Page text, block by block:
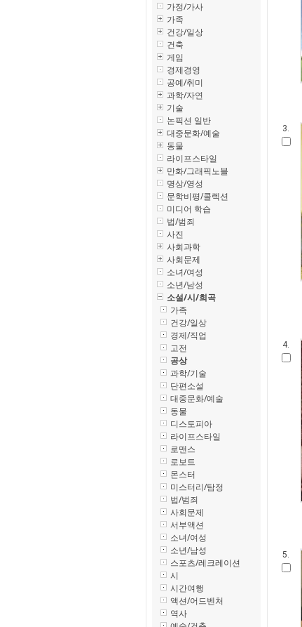
가정/가사
가족
건강/일상
건축
게임
경제경영
공예/취미
과학/자연
기술
논픽션 일반
대중문화/예술
동물
라이프스타일
만화/그래픽노블
명상/영성
문학비평/콜렉션
미디어 학습
법/범죄
사진
사회과학
사회문제
소녀/여성
소년/남성
소설/시/희곡
가족
건강/일상
경제/직업
고전
공상
과학/기술
단편소설
대중문화/예술
동물
디스토피아
라이프스타일
로맨스
로보트
몬스터
미스터리/탐정
법/범죄
사회문제
서부액션
소녀/여성
소년/남성
스포츠/레크레이션
시
시간여행
액션/어드벤처
역사
3.
4.
5.